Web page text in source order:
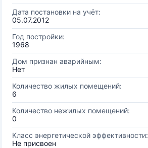
Дата постановки на учёт:
05.07.2012
Год постройки:
1968
Дом признан аварийным:
Нет
Количество жилых помещений:
6
Количество нежилых помещений:
0
Класс энергетической эффективности:
Не присвоен